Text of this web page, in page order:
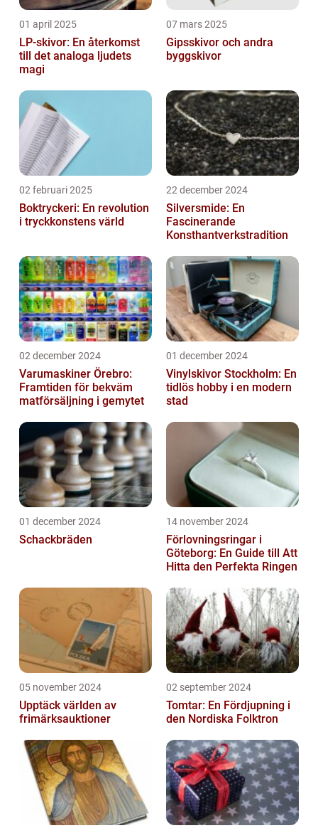
01 april 2025
LP-skivor: En återkomst
till det analoga ljudets
magi
07 mars 2025
Gipsskivor och andra
byggskivor
02 februari 2025
Boktryckeri: En revolution
i tryckkonstens värld
22 december 2024
Silversmide: En
Fascinerande
Konsthantverkstradition
02 december 2024
Varumaskiner Örebro:
Framtiden för bekväm
matförsäljning i gemytet
01 december 2024
Vinylskivor Stockholm: En
tidlös hobby i en modern
stad
01 december 2024
Schackbräden
14 november 2024
Förlovningsringar i
Göteborg: En Guide till Att
Hitta den Perfekta Ringen
05 november 2024
Upptäck världen av
frimärksauktioner
02 september 2024
Tomtar: En Fördjupning i
den Nordiska Folktron